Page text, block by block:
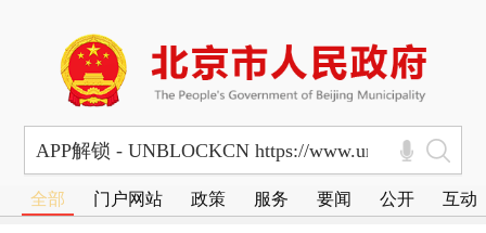
全部 门户网站 政策 服务 要闻 公开 互动